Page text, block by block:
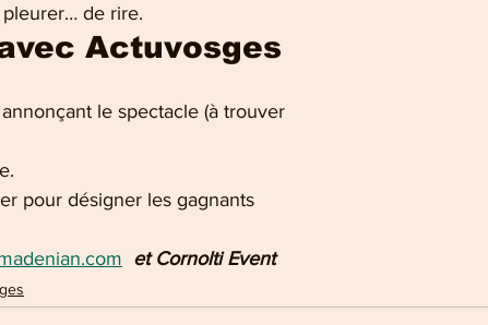
de rire.
Actuvosges
le spectacle (à trouver
pour désigner les gagnants
et Cornolti Event